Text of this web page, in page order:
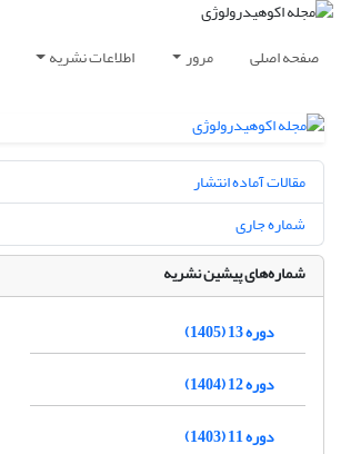
صفحه اصلی مرور اطلاعات نشریه
مقالات آماده انتشار
شماره جاری
شماره‌های پیشین نشریه
دوره 13 (1405)
دوره 12 (1404)
دوره 11 (1403)